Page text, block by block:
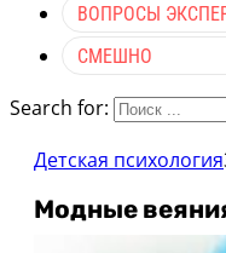
ВОПРОСЫ
СМЕШНО
Search for:
Детская психология
Модные